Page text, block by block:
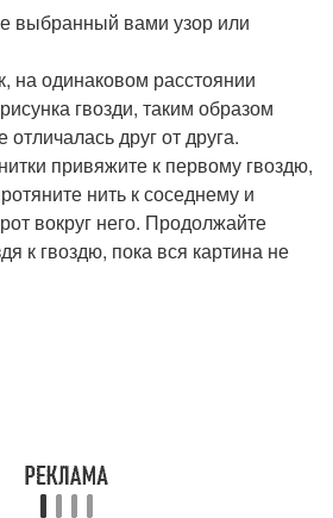
выбранный вами узор или
на одинаковом расстоянии
гвозди, таким образом
друг от друга.
привяжите к первому гвоздю,
нить к соседнему и
вокруг него. Продолжайте
к гвоздю, пока вся картина не